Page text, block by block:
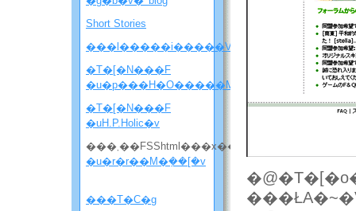
Short Stories
���l�����i�����V�����ē��j
�T�[�N���F
�u�p���H�O�����M�j�����v
�T�[�N���F
�uH.P.Holic�v
���܂��FSShtml���x��
�u�r�r��M�݂��[�v
���T�C�g